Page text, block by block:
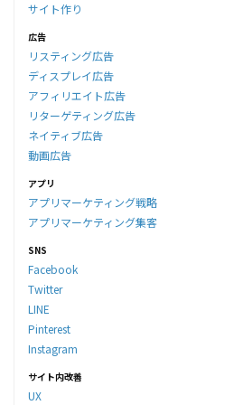
サイト作り
広告
リスティング広告
ディスプレイ広告
アフィリエイト広告
リターゲティング広告
ネイティブ広告
動画広告
アプリ
アプリマーケティング戦略
アプリマーケティング集客
SNS
Facebook
Twitter
LINE
Pinterest
Instagram
サイト内改善
UX